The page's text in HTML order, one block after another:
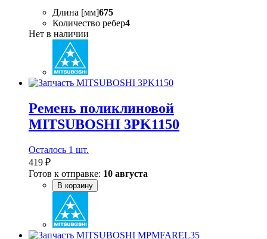
Длина [мм]675
Количество ребер4
Нет в наличии
Ремень поликлиновой
MITSUBOSHI 3PK1150
Осталось 1 шт.
419 ₽
Готов к отправке: 10 августа
В корзину